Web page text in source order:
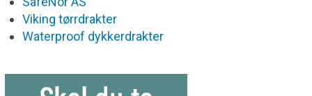
Viking tørrdrakter
Waterproof dykkerdrakter